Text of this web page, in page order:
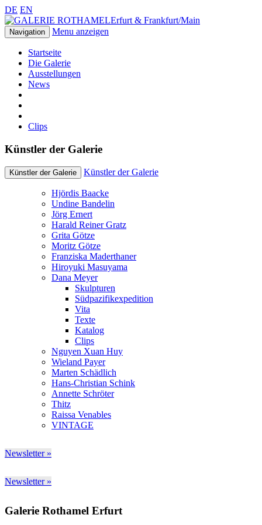
DE EN
Erfurt & Frankfurt/Main
Navigation Menu anzeigen
Startseite
Die Galerie
Ausstellungen
News
Clips
Künstler der Galerie
Künstler der Galerie Künstler der Galerie
Hjördis Baacke
Undine Bandelin
Jörg Ernert
Harald Reiner Gratz
Grita Götze
Moritz Götze
Franziska Maderthaner
Hiroyuki Masuyama
Dana Meyer
Skulpturen
Südpazifikexpedition
Vita
Texte
Katalog
Clips
Nguyen Xuan Huy
Wieland Payer
Marten Schädlich
Hans-Christian Schink
Annette Schröter
Thitz
Raissa Venables
VINTAGE
Newsletter »
Newsletter »
Galerie Rothamel Erfurt